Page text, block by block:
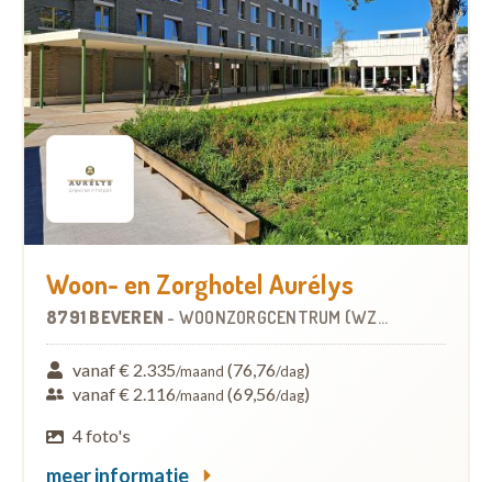
Woon- en Zorghotel Aurélys
8791 BEVEREN - WOONZORGCENTRUM (WZC)
vanaf € 2.335/maand (76,76/dag)
vanaf € 2.116/maand (69,56/dag)
4 foto's
meer informatie